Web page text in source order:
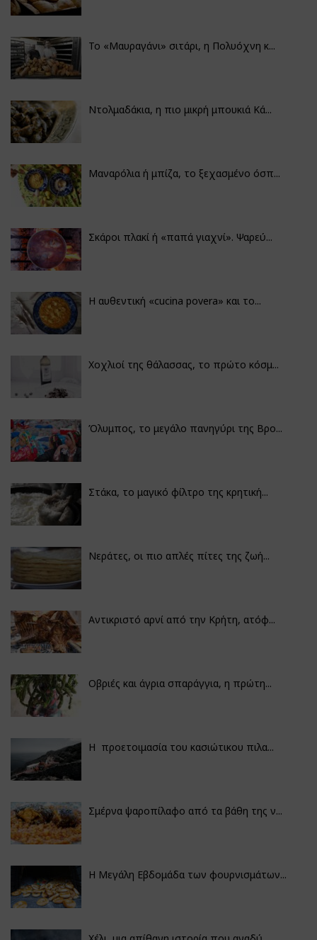
Το «Μαυραγάνι» σιτάρι, η Πολυόχνη κ...
Ντολμαδάκια, η πιο μικρή μπουκιά Κά...
Μαναρόλια ή μπίζα, το ξεχασμένο όσπ...
Σκάροι πλακί ή «παπά γιαχνί». Ψαρεύ...
Η αυθεντική «cucina povera» και το...
Χοχλιοί της θάλασσας, το πρώτο κόσμ...
Όλυμπος, το μεγάλο πανηγύρι της Βρο...
Στάκα, το μαγικό φίλτρο της κρητική...
Νεράτες, οι πιο απλές πίτες της ζωή...
Αντικριστό αρνί από την Κρήτη, ατόφ...
Οβριές και άγρια σπαράγγια, η πρώτη...
Η προετοιμασία του κασιώτικου πιλα...
Σμέρνα ψαροπίλαφο από τα βάθη της ν...
Η Μεγάλη Εβδομάδα των φουρνισμάτων...